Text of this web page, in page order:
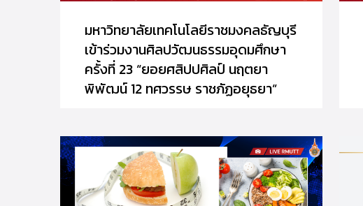
มหาวิทยาลัยเทคโนโลยีราชมงคลธัญบุรี
เข้าร่วมงานศิลปวัฒนธรรมอุดมศึกษา
ครั้งที่ 23 “ยอยศสิปปศิลป์ นฤตยา
พิพัฒน์ 12 ทศวรรษ ราชภัฏอยุธยา”